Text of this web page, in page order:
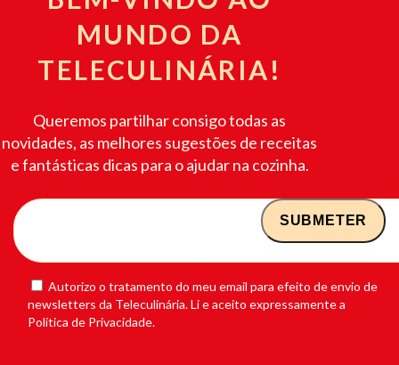
MUNDO DA
TELECULINÁRIA!
Queremos partilhar consigo todas as
novidades, as melhores sugestões de receitas
e fantásticas dicas para o ajudar na cozinha.
Autorizo o tratamento do meu email para efeito de envio de
newsletters da Teleculinária. Li e aceito expressamente a
Política de Privacidade.